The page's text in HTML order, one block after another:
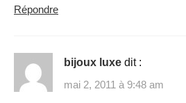
Répondre
bijoux luxe dit :
mai 2, 2011 à 9:48 am